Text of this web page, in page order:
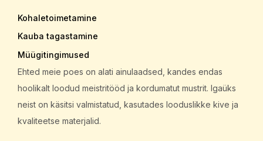
Kohaletoimetamine
Kauba tagastamine
Müügitingimused
Ehted meie poes on alati ainulaadsed, kandes endas
hoolikalt loodud meistritööd ja kordumatut mustrit. Igaüks
neist on käsitsi valmistatud, kasutades looduslikke kive ja
kvaliteetse materjalid.